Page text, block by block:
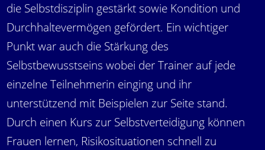
die Selbstdisziplin gestärkt sowie Kondition und
Durchhaltevermögen gefördert. Ein wichtiger
Punkt war auch die Stärkung des
Selbstbewusstseins wobei der Trainer auf jede
einzelne Teilnehmerin einging und ihr
unterstützend mit Beispielen zur Seite stand.
Durch einen Kurs zur Selbstverteidigung können
Frauen lernen, Risikosituationen schnell zu